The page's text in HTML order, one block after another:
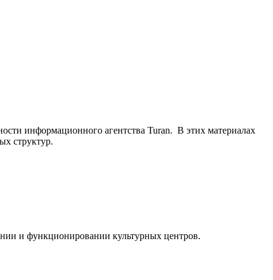
информационного агентства Turan. В этих материалах
структур.
и функционировании культурных центров.